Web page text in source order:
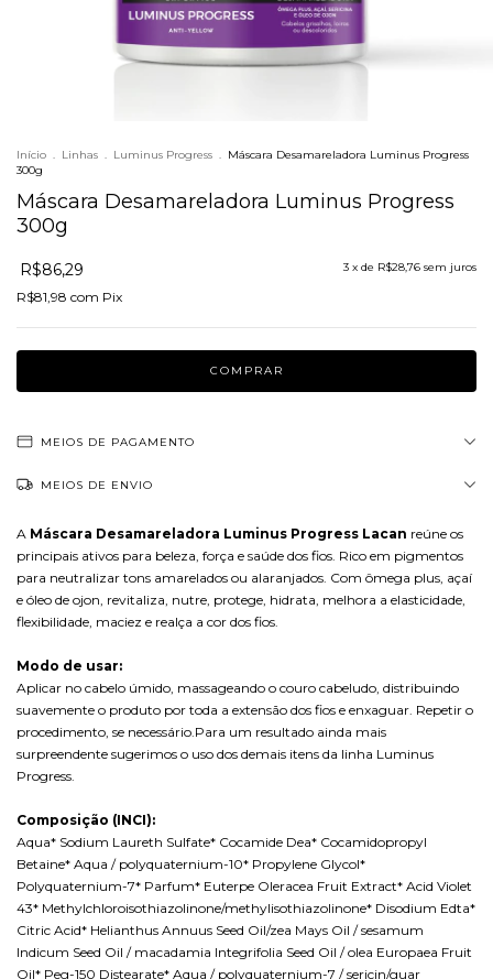
Início . Linhas . Luminus Progress . Máscara Desamareladora Luminus Progress
300g
Máscara Desamareladora Luminus Progress
300g
R$86,29
R$81,98 com Pix
3 x de R$28,76 sem juros
MEIOS DE PAGAMENTO
MEIOS DE ENVIO
A Máscara Desamareladora Luminus Progress Lacan reúne os
principais ativos para beleza, força e saúde dos fios. Rico em pigmentos
para neutralizar tons amarelados ou alaranjados. Com ômega plus, açaí
e óleo de ojon, revitaliza, nutre, protege, hidrata, melhora a elasticidade,
flexibilidade, maciez e realça a cor dos fios.
Modo de usar:
Aplicar no cabelo úmido, massageando o couro cabeludo, distribuindo
suavemente o produto por toda a extensão dos fios e enxaguar. Repetir o
procedimento, se necessário.Para um resultado ainda mais
surpreendente sugerimos o uso dos demais itens da linha Luminus
Progress.
Composição (INCI):
Aqua* Sodium Laureth Sulfate* Cocamide Dea* Cocamidopropyl
Betaine* Aqua / polyquaternium-10* Propylene Glycol*
Polyquaternium-7* Parfum* Euterpe Oleracea Fruit Extract* Acid Violet
43* Methylchloroisothiazolinone/methylisothiazolinone* Disodium Edta*
Citric Acid* Helianthus Annuus Seed Oil/zea Mays Oil / sesamum
Indicum Seed Oil / macadamia Integrifolia Seed Oil / olea Europaea Fruit
Oil* Peg-150 Distearate* Aqua / polyquaternium-7 / sericin/guar